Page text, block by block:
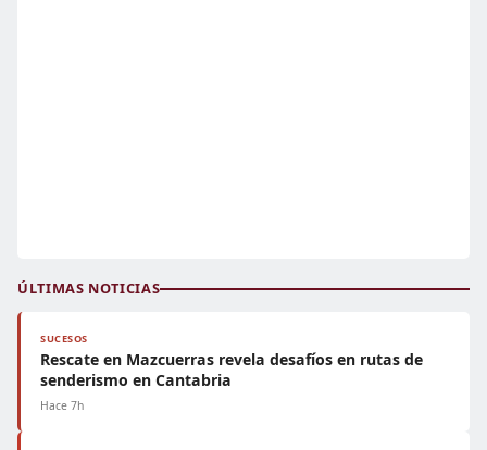
ÚLTIMAS NOTICIAS
SUCESOS
Rescate en Mazcuerras revela desafíos en rutas de
senderismo en Cantabria
Hace 7h